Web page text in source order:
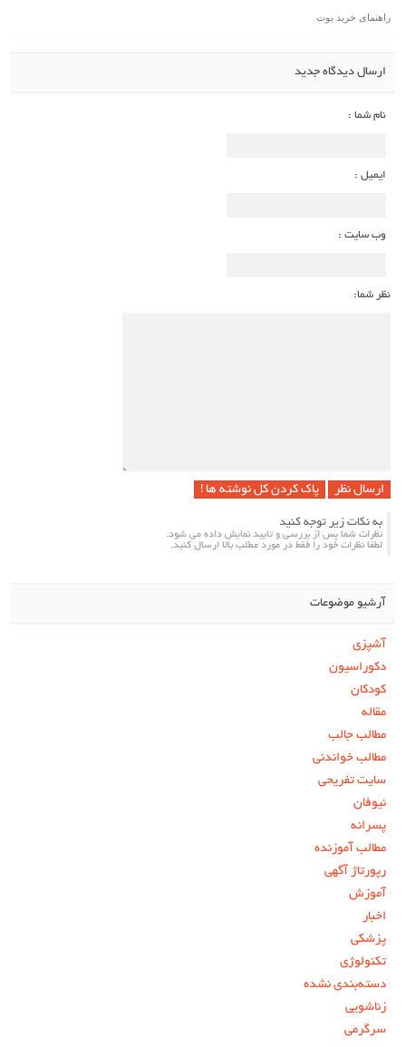
راهنمای خرید بوت
ارسال دیدگاه جدید
نام شما :
ایمیل :
وب سایت :
نظر شما:
پاک کردن کل نوشته ها !
به نکات زیر توجه کنید
نظرات شما پس از بررسی و تایید نمایش داده می شود.
لطفا نظرات خود را فقط در مورد مطلب بالا ارسال کنید.
آرشیو موضوعات
آشپزی
دکوراسیون
کودکان
مقاله
مطالب جالب
مطالب خواندنی
سایت تفریحی
نیوفان
پسرانه
مطالب آموزنده
رپورتاژ آگهی
آموزش
اخبار
پزشکی
تکنولوژی
دسته‌بندی نشده
زناشویی
سرگرمی